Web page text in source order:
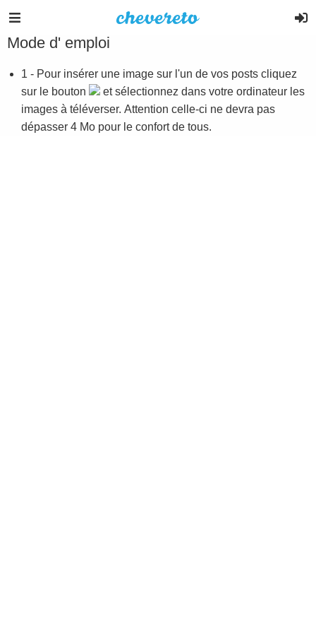
Mode d' emploi
1 - Pour insérer une image sur l'un de vos posts cliquez
sur le bouton
et sélectionnez dans votre ordinateur les
images à téléverser. Attention celle-ci ne devra pas
dépasser 4 Mo pour le confort de tous.